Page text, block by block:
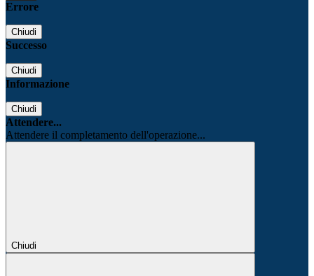
Errore
Chiudi
Successo
Chiudi
Informazione
Chiudi
Attendere...
Attendere il completamento dell'operazione...
Chiudi